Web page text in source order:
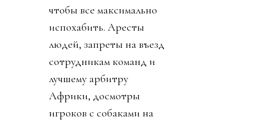
чтобы все максимально
испохабить. Аресты
людей, запреты на въезд
сотрудникам команд и
лучшему арбитру
Африки, досмотры
игроков с собаками на